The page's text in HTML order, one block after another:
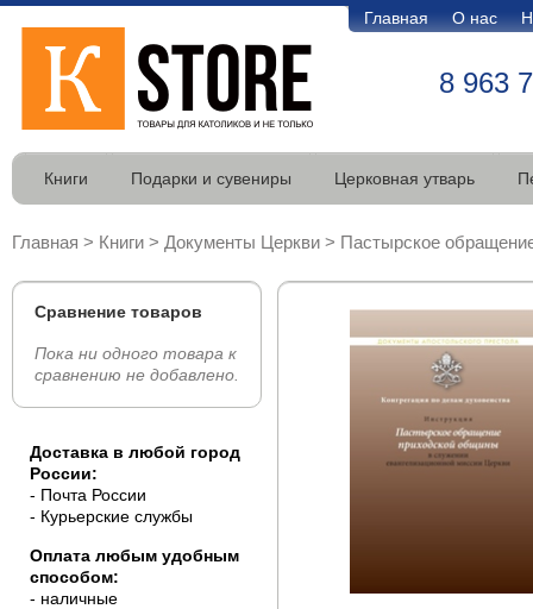
Главная О нас
8 963
Книги Подарки и сувениры Церковная утварь
Главная > Книги > Документы Церкви > Пастырское
Сравнение товаров
Пока ни одного товара к
сравнению не добавлено.
Доставка в любой город
России:
- Почта России
- Курьерские службы
Оплата любым удобным
способом:
- наличные